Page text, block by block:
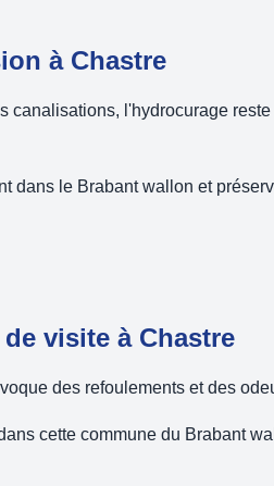
à Chastre
canalisations, l'hydrocurage
dans le Brabant wallon et
visite à Chastre
des refoulements et des
cette commune du Brabant